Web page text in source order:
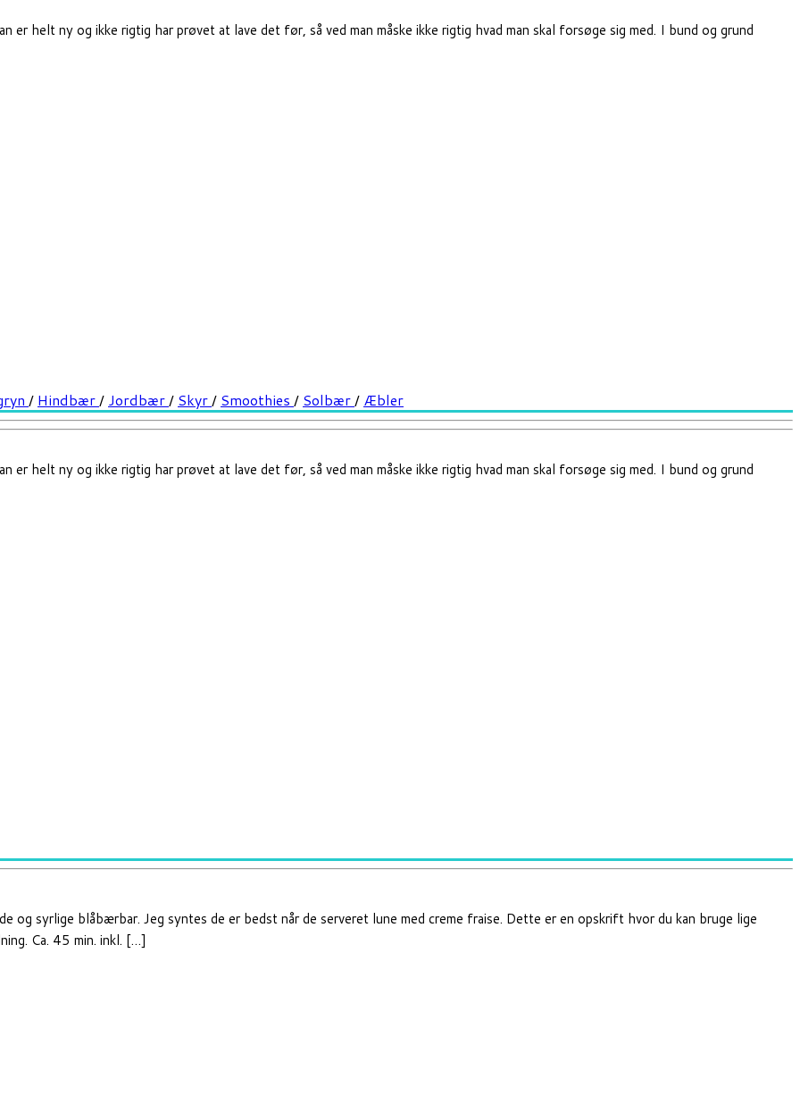
er helt ny og ikke rigtig har prøvet at lave det før, så ved man måske ikke rigtig hvad man skal forsøge sig med. I bund og grund
er helt ny og ikke rigtig har prøvet at lave det før, så ved man måske ikke rigtig hvad man skal forsøge sig med. I bund og grund
/ Hindbær/ Jordbær/ Skyr/ Smoothies / Solbær/ Æbler
og syrlige blåbærbar. Jeg syntes de er bedst når de serveret lune med creme fraise. Dette er en opskrift hvor du kan bruge lige
Ca. 45 min. inkl. […]